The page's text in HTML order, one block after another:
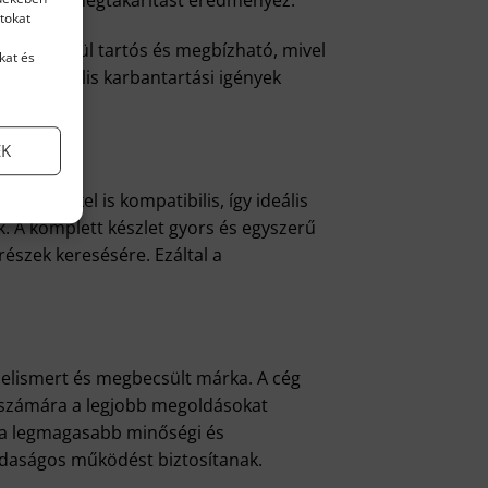
és
rendkívül tartós és megbízható, mivel
minimális karbantartási igények
is kompatibilis, így ideális
A komplett készlet gyors és egyszerű
keresésére. Ezáltal a
és megbecsült márka. A cég
a legjobb megoldásokat
legmagasabb minőségi és
működést biztosítanak.